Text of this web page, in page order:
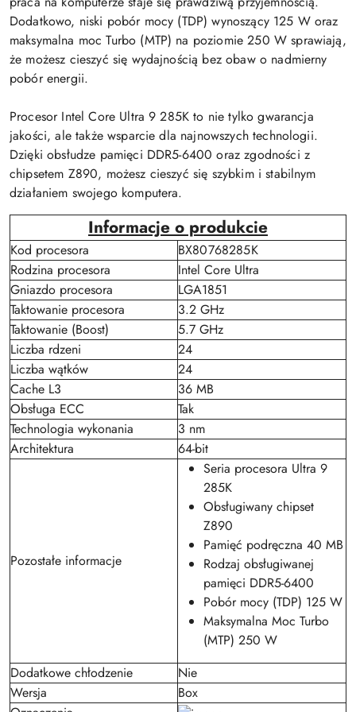
Dodatkowo, niski pobór mocy (TDP) wynoszący 125 W oraz
maksymalna moc Turbo (MTP) na poziomie 250 W sprawiają,
że możesz cieszyć się wydajnością bez obaw o nadmierny
pobór energii.
Procesor Intel Core Ultra 9 285K to nie tylko gwarancja
jakości, ale także wsparcie dla najnowszych technologii.
Dzięki obsłudze pamięci DDR5-6400 oraz zgodności z
chipsetem Z890, możesz cieszyć się szybkim i stabilnym
działaniem swojego komputera.
Informacje o produkcie
Kod procesora
BX80768285K
Rodzina procesora
Intel Core Ultra
Gniazdo procesora
LGA1851
Taktowanie procesora
3.2 GHz
Taktowanie (Boost)
5.7 GHz
Liczba rdzeni
24
Liczba wątków
24
Cache L3
36 MB
Obsługa ECC
Tak
Technologia wykonania
3 nm
Architektura
64-bit
Pozostałe informacje
Seria procesora Ultra 9
285K
Obsługiwany chipset
Z890
Pamięć podręczna 40 MB
Rodzaj obsługiwanej
pamięci DDR5-6400
Pobór mocy (TDP) 125 W
Maksymalna Moc Turbo
(MTP) 250 W
Dodatkowe chłodzenie
Nie
Wersja
Box